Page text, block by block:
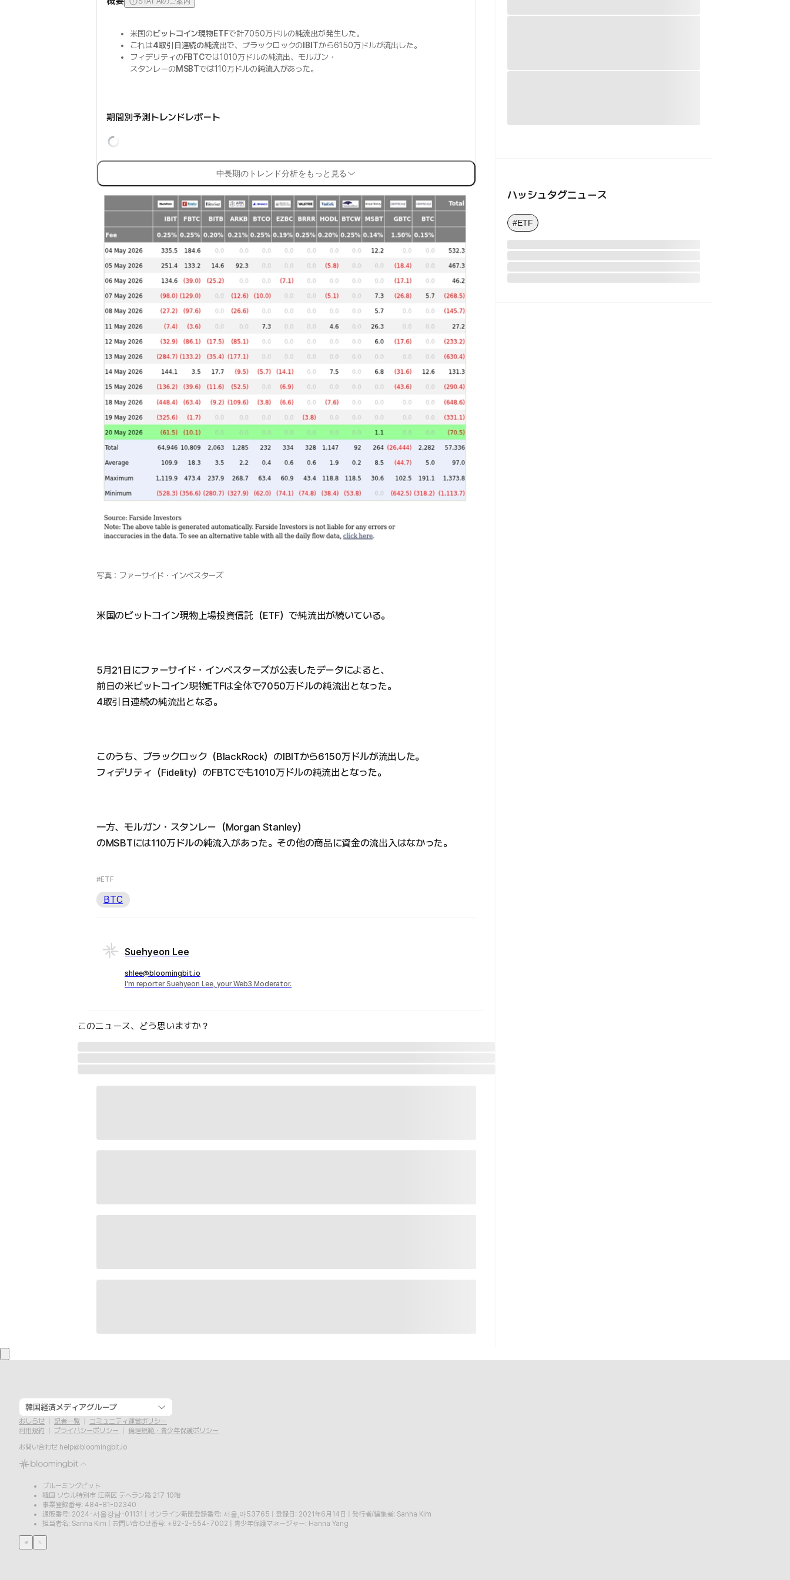
米国のビットコイン現物ETFで計7050万ドルの純流出が発生した。
これは4取引日連続の純流出で、ブラックロックの IBITから6150万ドルが流出した。
フィデリティのFBTCでは1010万ドルの純流出、モルガン・
スタンレーのMSBTでは110万ドルの純流入があった。
期間別予測トレンドレポート
中長期のトレンド分析をもっと見る
写真：ファーサイド・インベスターズ
米国のビットコイン現物上場投資信託（ETF）で純流出が続いている。
5月21日にファーサイド・インベスターズが公表したデータによると、
前日の米ビットコイン現物ETFは全体で7050万ドルの純流出となった。
4取引日連続の純流出となる。
このうち、ブラックロック（BlackRock）のIBITから6150万ドルが流出した。
フィデリティ（Fidelity）のFBTCでも1010万ドルの純流出となった。
一方、モルガン・スタンレー（Morgan Stanley）
のMSBTには110万ドルの純流入があった。その他の商品に資金の流出入はなかった。
#ETF
BTC
Suehyeon Lee
shlee@bloomingbit.io
I'm reporter Suehyeon Lee, your Web3 Moderator.
このニュース、どう思いますか？
ハッシュタグニュース
#ETF
韓国経済メディアグループ
おしらせ 記者一覧
コミュニティ運営ポリシー
利用規約
プライバシーポリシー
倫理規範・青少年保護ポリシー
お問い合わせ help@bloomingbit.io
ブルーミングビット
韓国 ソウル特別市 江南区 テヘラン路 217 10階
事業登録番号: 484-81-02340
通販番号: 2024-서울강남-01131
オンライン新聞登録番号: 서울,아53765 登録日: 2021年6月14日
発行者/編集者: Sanha Kim
担当者名: Sanha Kim
お問い合わせ番号: +82-2-554-7002 青少年保護マネージャー: Hanna Yang